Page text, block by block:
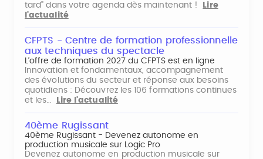
tard" dans votre agenda dès maintenant !
Lire
l'actualité
CFPTS - Centre de formation professionnelle
aux techniques du spectacle
L’offre de formation 2027 du CFPTS est en ligne
Innovation et fondamentaux, accompagnement
des évolutions du secteur et réponse aux besoins
quotidiens : Découvrez les 106 formations continues
et les…
Lire l'actualité
40ème Rugissant
40ème Rugissant - Devenez autonome en
production musicale sur Logic Pro
Devenez autonome en production musicale sur